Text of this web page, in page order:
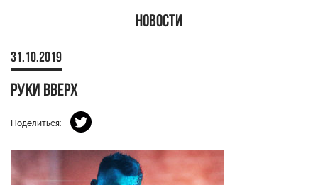
Новости
31.10.2019
РУКИ ВВЕРХ
Поделиться: